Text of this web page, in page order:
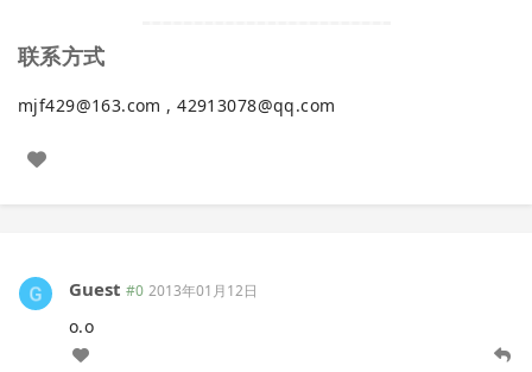
联系方式
mjf429@163.com ,42913078@qq.com
Guest #0 2013年01月12日
o.o